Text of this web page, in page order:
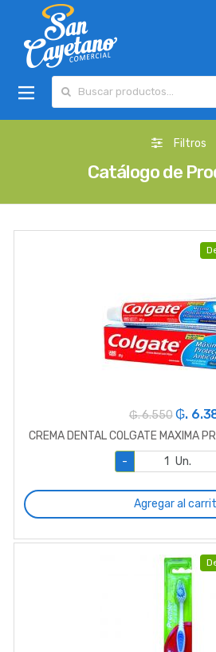
Filtros
Catálogo de
₲. 6.550 ₲.
CREMA DENTAL COLGATE MAXIMA
-
Un.
Agregar al